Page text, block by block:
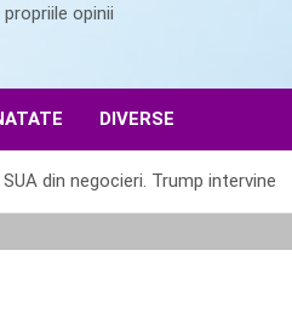
opinii
DIVERSE
din negocieri. Trump intervine